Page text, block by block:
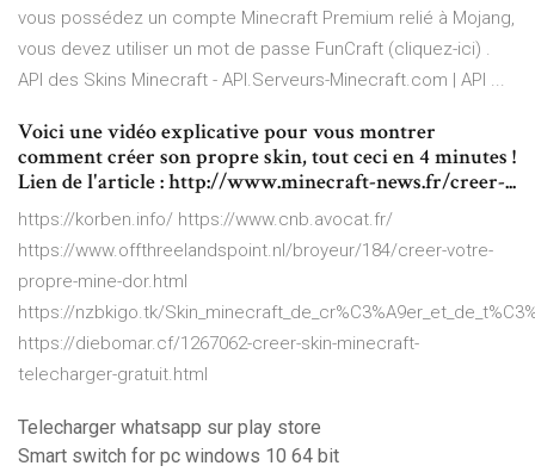
vous possédez un compte Minecraft Premium relié à Mojang,
vous devez utiliser un mot de passe FunCraft (cliquez-ici) .
API des Skins Minecraft - API.Serveurs-Minecraft.com | API ...
Voici une vidéo explicative pour vous montrer
comment créer son propre skin, tout ceci en 4 minutes !
Lien de l'article : http://www.minecraft-news.fr/creer-...
https://korben.info/ https://www.cnb.avocat.fr/
https://www.offthreelandspoint.nl/broyeur/184/creer-votre-
propre-mine-dor.html
https://nzbkigo.tk/
https://diebomar.cf/1267062-creer-skin-minecraft-
telecharger-gratuit.html
Telecharger whatsapp sur play store
Smart switch for pc windows 10 64 bit